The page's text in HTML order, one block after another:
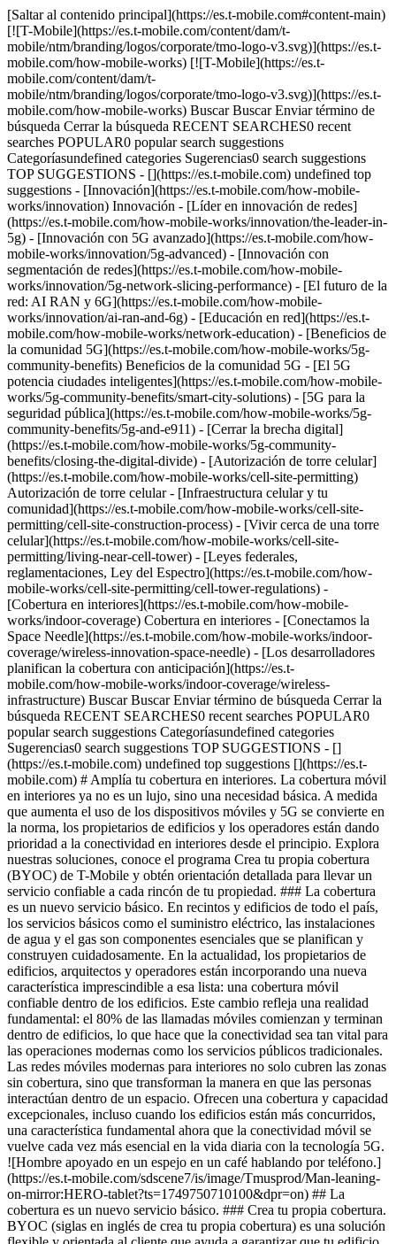
[Saltar al contenido principal](https://es.t-mobile.com#content-main) [![T-Mobile](https://es.t-mobile.com/content/dam/t-mobile/ntm/branding/logos/corporate/tmo-logo-v3.svg)](https://es.t-mobile.com/how-mobile-works) [![T-Mobile](https://es.t-mobile.com/content/dam/t-mobile/ntm/branding/logos/corporate/tmo-logo-v3.svg)](https://es.t-mobile.com/how-mobile-works) Buscar Buscar Enviar término de búsqueda Cerrar la búsqueda RECENT SEARCHES0 recent searches POPULAR0 popular search suggestions Categoríasundefined categories Sugerencias0 search suggestions TOP SUGGESTIONS - [](https://es.t-mobile.com) undefined top suggestions - [Innovación](https://es.t-mobile.com/how-mobile-works/innovation) Innovación - [Líder en innovación de redes](https://es.t-mobile.com/how-mobile-works/innovation/the-leader-in-5g) - [Innovación con 5G avanzado](https://es.t-mobile.com/how-mobile-works/innovation/5g-advanced) - [Innovación con segmentación de redes](https://es.t-mobile.com/how-mobile-works/innovation/5g-network-slicing-performance) - [El futuro de la red: AI RAN y 6G](https://es.t-mobile.com/how-mobile-works/innovation/ai-ran-and-6g) - [Educación en red](https://es.t-mobile.com/how-mobile-works/network-education) - [Beneficios de la comunidad 5G](https://es.t-mobile.com/how-mobile-works/5g-community-benefits) Beneficios de la comunidad 5G - [El 5G potencia ciudades inteligentes](https://es.t-mobile.com/how-mobile-works/5g-community-benefits/smart-city-solutions) - [5G para la seguridad pública](https://es.t-mobile.com/how-mobile-works/5g-community-benefits/5g-and-e911) - [Cerrar la brecha digital](https://es.t-mobile.com/how-mobile-works/5g-community-benefits/closing-the-digital-divide) - [Autorización de torre celular](https://es.t-mobile.com/how-mobile-works/cell-site-permitting) Autorización de torre celular - [Infraestructura celular y tu comunidad](https://es.t-mobile.com/how-mobile-works/cell-site-permitting/cell-site-construction-process) - [Vivir cerca de una torre celular](https://es.t-mobile.com/how-mobile-works/cell-site-permitting/living-near-cell-tower) - [Leyes federales, reglamentaciones, Ley del Espectro](https://es.t-mobile.com/how-mobile-works/cell-site-permitting/cell-tower-regulations) - [Cobertura en interiores](https://es.t-mobile.com/how-mobile-works/indoor-coverage) Cobertura en interiores - [Conectamos la Space Needle](https://es.t-mobile.com/how-mobile-works/indoor-coverage/wireless-innovation-space-needle) - [Los desarrolladores planifican la cobertura con anticipación](https://es.t-mobile.com/how-mobile-works/indoor-coverage/wireless-infrastructure) Buscar Buscar Enviar término de búsqueda Cerrar la búsqueda RECENT SEARCHES0 recent searches POPULAR0 popular search suggestions Categoríasundefined categories Sugerencias0 search suggestions TOP SUGGESTIONS - [](https://es.t-mobile.com) undefined top suggestions [](https://es.t-mobile.com) # Amplía tu cobertura en interiores. La cobertura móvil en interiores ya no es un lujo, sino una necesidad básica. A medida que aumenta el uso de los dispositivos móviles y 5G se convierte en la norma, los propietarios de edificios y los operadores están dando prioridad a la conectividad en interiores desde el principio. Explora nuestras soluciones, conoce el programa Crea tu propia cobertura (BYOC) de T-Mobile y obtén orientación detallada para llevar un servicio confiable a cada rincón de tu propiedad. ### La cobertura es un nuevo servicio básico. En recintos y edificios de todo el país, los servicios básicos como el suministro eléctrico, las instalaciones de agua y el gas son componentes esenciales que se planifican y construyen cuidadosamente. En la actualidad, los propietarios de edificios, arquitectos y operadores están incorporando una nueva característica imprescindible a esa lista: una cobertura móvil confiable dentro de los edificios. Este cambio refleja una realidad fundamental: el 80% de las llamadas móviles comienzan y terminan dentro de edificios, lo que hace que la conectividad sea tan vital para las operaciones modernas como los servicios públicos tradicionales. Las redes móviles modernas para interiores no solo cubren las zonas sin cobertura, sino que transforman la manera en que las personas interactúan dentro de un espacio. Ofrecen una cobertura y capacidad excepcionales, incluso cuando los edificios están más concurridos, una característica fundamental ahora que la conectividad móvil se vuelve cada vez más esencial en la vida diaria con la tecnología 5G. ![Hombre apoyado en un espejo en un café hablando por teléfono.](https://es.t-mobile.com/sdscene7/is/image/Tmusprod/Man-leaning-on-mirror:HERO-tablet?ts=1749750710100&dpr=on) ## La cobertura es un nuevo servicio básico. ### Crea tu propia cobertura. BYOC (siglas en inglés de crea tu propia cobertura) es una solución flexible y orientada al cliente que ayuda a garantizar que tu edificio cuente con la cobertura móvil potente y confiable que necesita. Ya sea que administres una propiedad comercial, un edificio residencial de gran altura o un espacio complejo, BYOC te ofrece la oportunidad de diseñar e implementar un plan de cobertura adaptado específicamente a tu espacio. Ofrecemos dos soluciones BYOC, cada una diseñada para satisfacer diferentes necesidades, presupuestos y plazos, para que puedas elegir el enfoque que mejor se adapte a tu propiedad. Al asociarnos directamente con operadores inmobiliarios y profesionales del sector, adaptamos cada solución a los retos específicos de conectividad de cada cliente, al tiempo que ampliamos nuestra cobertura de red, lo que en última instancia mejora la experiencia de todos aquellos que dependen del servicio móvil en tu edificio. BYOC proporciona el marco necesario para hacer realidad esa cobertura, permitiendo que tu espacio favorezca la innovación y el rendimiento que demandan los inquilinos y usuarios actuales. ![Una persona está de pie junto a la ventana de su apartamento en la ciudad y revisa los mensajes de su teléfono.](https://es.t-mobile.com/sdscene7/is/image/Tmusprod/Man-scrolling-on-his-phone:HERO-tablet?ts=1749664101743&dpr=off) ## Crea tu propia cobertura. ### Acerca de BYOC 2.0. Si buscas velocidad y simplicidad, BYOC 2.0 es la mejor opción. Diseñado para el mundo conectado de hoy, es la forma más eficiente de brindar una cobertura móvil de alto rendimiento, y la opción que recomendamos para la mayoría de los proyectos. En lugar de depender de repetidores obsoletos, BYOC 2.0 utiliza moderna tecnología RAN que ofrece mayor confiabilidad, mejor rendimiento y cumplimiento de requisitos técnicos como E911. Con este enfoque, tú eres el propietario y gestionas la solución de principio a fin, trabajando con un socio autorizado que te brinda apoyo y colabora con T-Mobile durante todo el proceso. También es la forma más rápida de implementación. Nuestro tiempo de ejecución habitual es de unos tres meses, con el objetivo de completar la mayoría de los proyectos en un plazo de cuatro. Ese plazo es factible, si empiezas a tiempo. Participar durante la fase de planificación o las primeras etapas de la obra ayuda a garantizar que todo vaya según lo previsto, para que tu edificio esté conectado cuando más lo necesites. ![Una profesional de negocios trabaja en su laptop en el vestíbulo de un edificio con un café sobre la mesa.](https://es.t-mobile.com/sdscene7/is/image/Tmusprod/Woman-working-on-her-laptop:HERO-tablet?ts=1749663391358&dpr=on) ## Acerca de BYOC 2.0. ## Para comenzar. Para hacer realidad tu solución de cobertura, necesitas un socio de confianza. Si ya tienes uno, genial; si no, estamos listos para dar un paso adelante y ser ese socio que necesitas. ## ¿Ya tienes un socio? ¡Genial! Colaboraremos directamente con tu socio actual para diseñar y ofrecer la solución de cobertura móvil adecuada para tu espacio. ![Ícono de casilla de verificación](https://es.t-mobile.com/sdscene7/is/content/Tmusprod/Icon_have-a-partner?ts=1753831279799&dpr=off) ## ¿Ya tienes un socio? ## ¿Necesitas un socio? Te tenemos cubierto. Trabajaremos directamente contigo para evaluar tus necesidades, diseñar la solución adecuada y guiarte en cada paso del proceso de implementación. Contáctanos ![Ícono de signo de interrogación.](https://es.t-mobile.com/sdscene7/is/content/Tmusprod/Icon_need-a-partner?ts=1750370290281&dpr=off) ## ¿Necesitas un socio? ## Guía detallada de BYOC 2.0. BYOC 2.0 te ofrece una red exclusiva de alto rendimiento en tan solo tres o cuatro meses, si comienzas pronto. Tú financias el sistema (que incluye radios compatibles con 5G-y el backhaul) y, al trabajar con uno de nuestros socios autorizados, cuentas con el respaldo de un proceso optimizado que ayuda a evitar retrasos comunes. El resultado es una cobertura confiable y escalable que crece con tus necesidades. A continuación te explicamos cómo comenzar tu camino hacia una conectividad interior más sólida: ## Creación preliminar del proyecto y revisión. Comenzamos por establecer el alcance inicial del proyecto, lo que incluye comprender tus necesidades de cobertura y realizar una revisión por mercado. ![](https://es.t-mobile.com/sdscene7/is/content/Tmusprod/Icon_1?ts=1749621643474&fmt=png-alpha%20&dpr=off) ## Creación preliminar del proyecto y revisión. ## Aprobación del diseño de la solución. Una vez establecido el alcance inicial, revisamos y aprobamos el diseño de tu solución de cobertura para interiores. ![](https://es.t-mobile.com/sdscene7/is/content/Tmusprod/Icon_2-1?ts=1749621737005&fmt=png-alpha%20&dpr=off) ## Aprobación del diseño de la solución. ## Presentación a la gobernanza. Presentamos tu proyecto para que la dirección interna lo apruebe. Este paso garantiza que tu solución cumpla con todas las normas necesarias. ![](https://es.t-mobile.com/sdscene7/is/content/Tmusprod/Icon_3-1?ts=1749621795786&fmt=png-alpha%20&dpr=off) ## Presentación a la gobernanza. ## Contrato de transmisión. Se